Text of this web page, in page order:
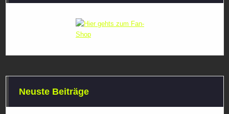
Neuste Beiträge